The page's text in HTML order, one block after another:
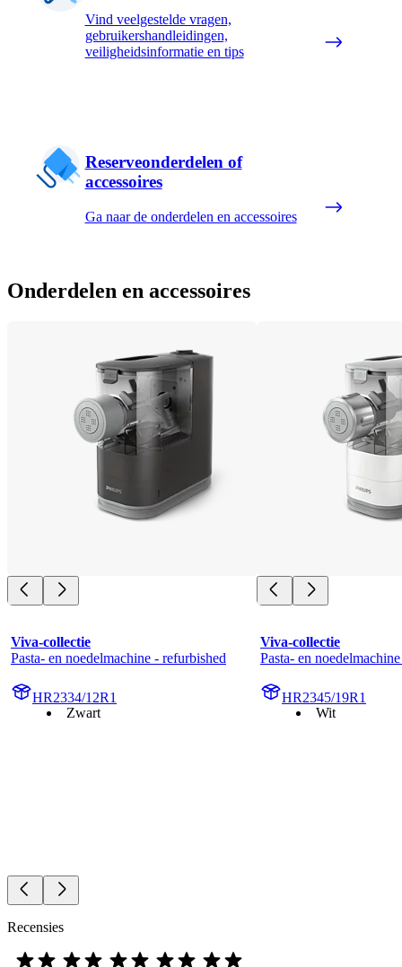
Vind veelgestelde vragen,
gebruikershandleidingen,
veiligheidsinformatie en tips
Reserveonderdelen of
accessoires
Ga naar de onderdelen en accessoires
Onderdelen en accessoires
Viva-collectie
Pasta- en noedelmachine - refurbished
HR2334/12R1
Zwart
Viva-collectie
Pasta- en
HR2345/19R1
Wit
Recensies